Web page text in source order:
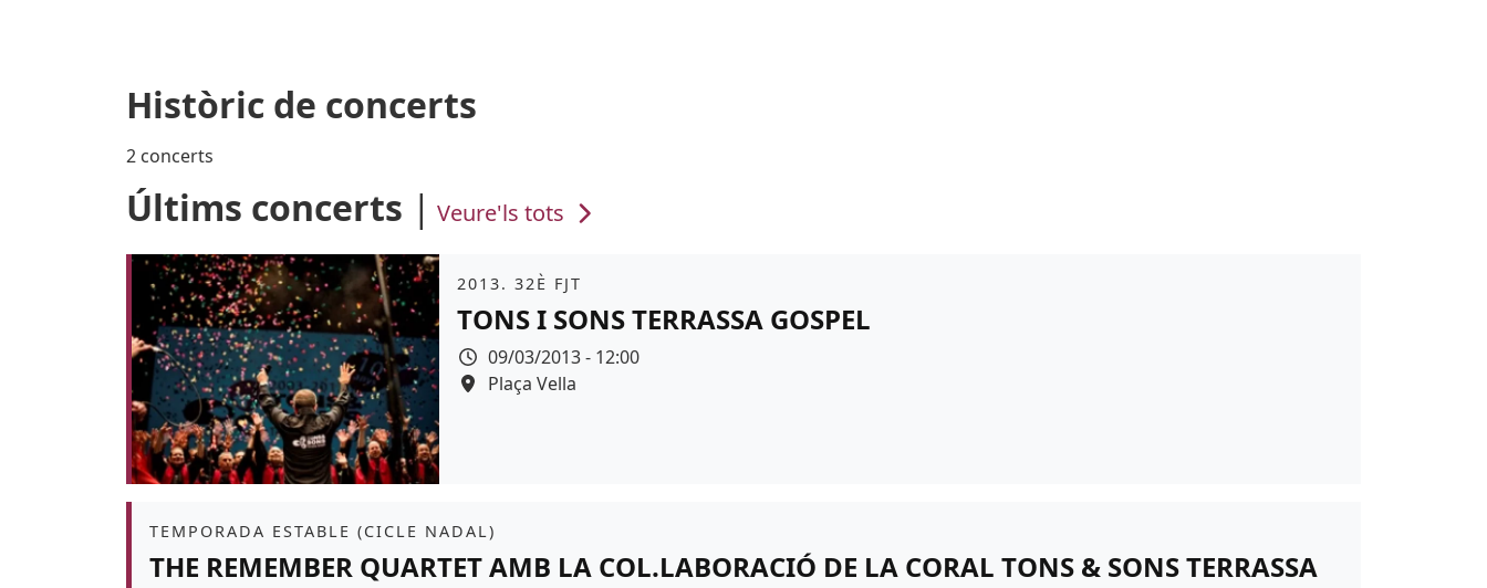
Històric de concerts
2 concerts
Últims concerts Veure'ls tots
Àmbit
2013. 32È FJT
TONS I SONS TERRASSA GOSPEL
Data
09/03/2013 - 12:00
Espai
Plaça Vella
Àmbit
TEMPORADA ESTABLE (CICLE NADAL)
THE REMEMBER QUARTET AMB LA COL.LABORACIÓ DE LA CORAL TONS & SONS TERRASSA